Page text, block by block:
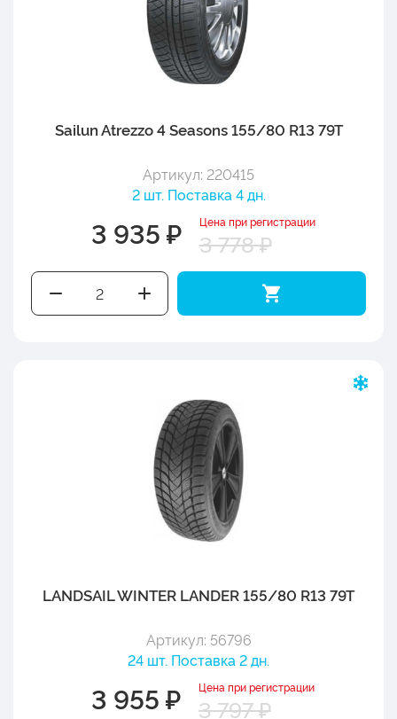
Sailun Atrezzo 4 Seasons 155/80 R13 79T
Артикул: 220415
2 шт. Поставка 4 дн.
3 935 ₽ Цена при регистрации
3 778 ₽
LANDSAIL WINTER LANDER 155/80 R13 79T
Артикул: 56796
24 шт. Поставка 2 дн.
3 955 ₽ Цена при регистрации
3 797 ₽